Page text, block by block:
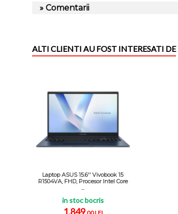
» Comentarii
ALTI CLIENTI AU FOST INTERESATI DE
Laptop ASUS 15.6'' Vivobook 15
R1504VA, FHD, Procesor Intel Core
...
in stoc bocris
1.849